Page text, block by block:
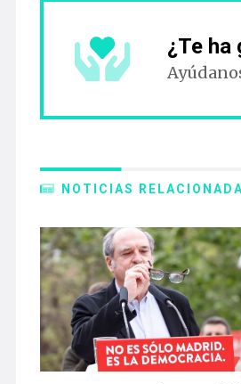
¿Te
NOTICIAS